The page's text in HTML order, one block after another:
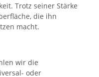
Trotz seiner Stärke
die ihn
macht.
wir die
oder